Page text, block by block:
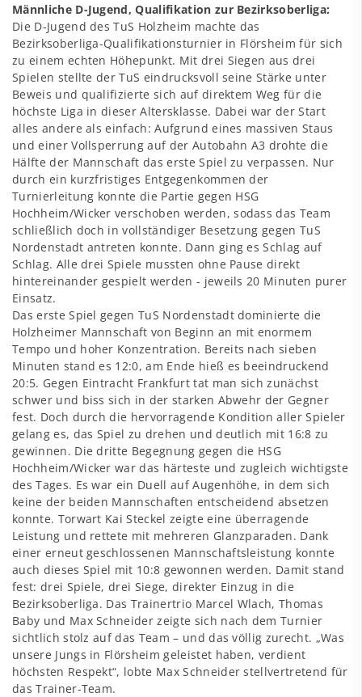
Männliche D-Jugend, Qualifikation zur Bezirksoberliga:
Die D-Jugend des TuS Holzheim machte das
Bezirksoberliga-Qualifikationsturnier in Flörsheim für sich
zu einem echten Höhepunkt. Mit drei Siegen aus drei
Spielen stellte der TuS eindrucksvoll seine Stärke unter
Beweis und qualifizierte sich auf direktem Weg für die
höchste Liga in dieser Altersklasse. Dabei war der Start
alles andere als einfach: Aufgrund eines massiven Staus
und einer Vollsperrung auf der Autobahn A3 drohte die
Hälfte der Mannschaft das erste Spiel zu verpassen. Nur
durch ein kurzfristiges Entgegenkommen der
Turnierleitung konnte die Partie gegen HSG
Hochheim/Wicker verschoben werden, sodass das Team
schließlich doch in vollständiger Besetzung gegen TuS
Nordenstadt antreten konnte. Dann ging es Schlag auf
Schlag. Alle drei Spiele mussten ohne Pause direkt
hintereinander gespielt werden - jeweils 20 Minuten purer
Einsatz.
Das erste Spiel gegen TuS Nordenstadt dominierte die
Holzheimer Mannschaft von Beginn an mit enormem
Tempo und hoher Konzentration. Bereits nach sieben
Minuten stand es 12:0, am Ende hieß es beeindruckend
20:5. Gegen Eintracht Frankfurt tat man sich zunächst
schwer und biss sich in der starken Abwehr der Gegner
fest. Doch durch die hervorragende Kondition aller Spieler
gelang es, das Spiel zu drehen und deutlich mit 16:8 zu
gewinnen. Die dritte Begegnung gegen die HSG
Hochheim/Wicker war das härteste und zugleich wichtigste
des Tages. Es war ein Duell auf Augenhöhe, in dem sich
keine der beiden Mannschaften entscheidend absetzen
konnte. Torwart Kai Steckel zeigte eine überragende
Leistung und rettete mit mehreren Glanzparaden. Dank
einer erneut geschlossenen Mannschaftsleistung konnte
auch dieses Spiel mit 10:8 gewonnen werden. Damit stand
fest: drei Spiele, drei Siege, direkter Einzug in die
Bezirksoberliga. Das Trainertrio Marcel Wlach, Thomas
Baby und Max Schneider zeigte sich nach dem Turnier
sichtlich stolz auf das Team – und das völlig zurecht. „Was
unsere Jungs in Flörsheim geleistet haben, verdient
höchsten Respekt“, lobte Max Schneider stellvertretend für
das Trainer-Team.